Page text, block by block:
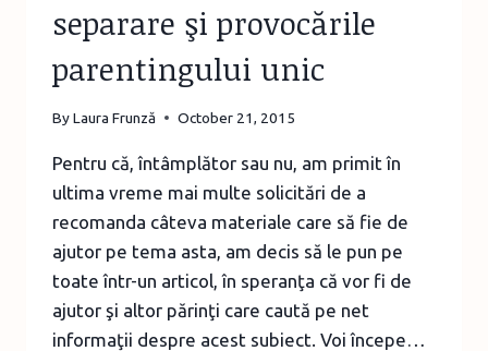
separare şi provocările
parentingului unic
ByLaura Frunză October 21, 2015
Pentru că, întâmplător sau nu, am primit în
ultima vreme mai multe solicitări de a
recomanda câteva materiale care să fie de
ajutor pe tema asta, am decis să le pun pe
toate într-un articol, în speranţa că vor fi de
ajutor şi altor părinţi care caută pe net
informaţii despre acest subiect. Voi începe…